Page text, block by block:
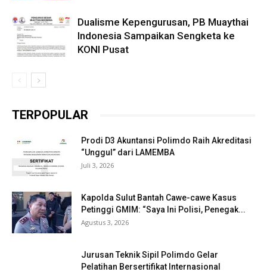
Dualisme Kepengurusan, PB Muaythai
Indonesia Sampaikan Sengketa ke
KONI Pusat
TERPOPULAR
Prodi D3 Akuntansi Polimdo Raih Akreditasi
“Unggul” dari LAMEMBA
Juli 3, 2026
Kapolda Sulut Bantah Cawe-cawe Kasus
Petinggi GMIM: “Saya Ini Polisi, Penegak...
Agustus 3, 2026
Jurusan Teknik Sipil Polimdo Gelar
Pelatihan Bersertifikat Internasional